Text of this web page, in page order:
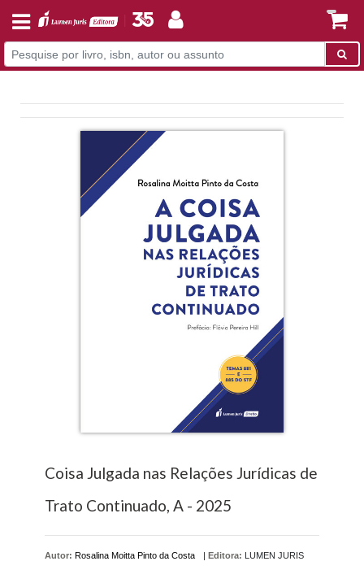
Coisa Julgada nas Relações Jurídicas de
Trato Continuado, A - 2025
Autor: Rosalina Moitta Pinto da Costa | Editora: LUMEN JURIS